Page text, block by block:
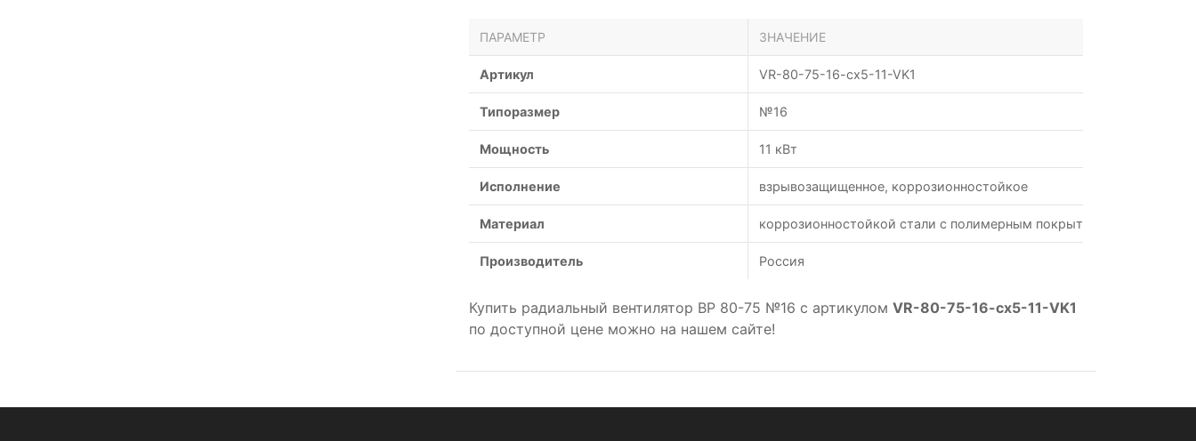
ПАРАМЕТР ЗНАЧЕНИЕ
Артикул VR-80-75-16-cx5-11-VK1
Типоразмер №16
Мощность 11 кВт
Исполнение взрывозащищенное, коррозионностойкое
Материал коррозионностойкой стали с полимерным покрытием
Производитель Россия
Купить радиальный вентилятор ВР 80-75 №16 с артикулом VR-80-75-16-cx5-11-VK1
по доступной цене можно на нашем сайте!